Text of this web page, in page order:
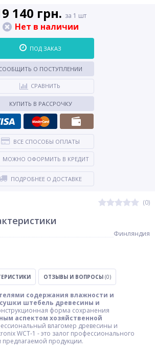
(0)
140 грн. за 1 шт
Нет в наличии
ПОД ЗАКАЗ
О ПОСТУПЛЕНИИ
СРАВНИТЬ
КУПИТЬ В РАССРОЧКУ
ВСЕ СПОСОБЫ ОПЛАТЫ
МОЖНО ОФОРМИТЬ В КРЕДИТ
ПОДРОБНЕЕ О ДОСТАВКЕ
Финляндия
ОТЗЫВЫ И ВОПРОСЫ (0)
содержания влажности и
штебель древесины и
форма сохранения
аспектом хозяйственной
влагомер древесины и
WCT-1 - это залог профессионального
предлагаемой продукции.